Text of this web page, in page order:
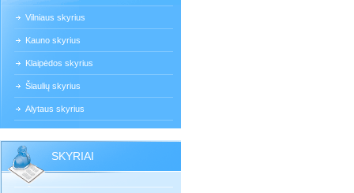
Vilniaus skyrius
Kauno skyrius
Klaipėdos skyrius
Šiaulių skyrius
Alytaus skyrius
SKYRIAI